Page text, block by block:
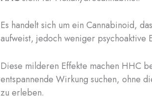
Es handelt sich um ein Cannabinoid,
aufweist, jedoch weniger psychoaktive
Diese milderen Effekte machen HHC
entspannende Wirkung suchen, ohne
zu erleben.